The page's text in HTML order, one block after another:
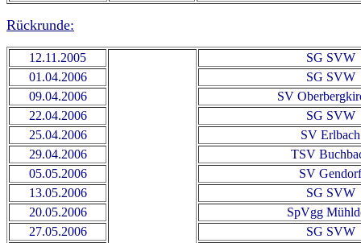
Rückrunde:
12.11.2005
SG SVW
01.04.2006
SG SVW
09.04.2006
SV
22.04.2006
SG SVW
25.04.2006
SV Erlbach
29.04.2006
TSV
05.05.2006
SV Gendorf
13.05.2006
SG SVW
20.05.2006
SpVgg
27.05.2006
SG SVW